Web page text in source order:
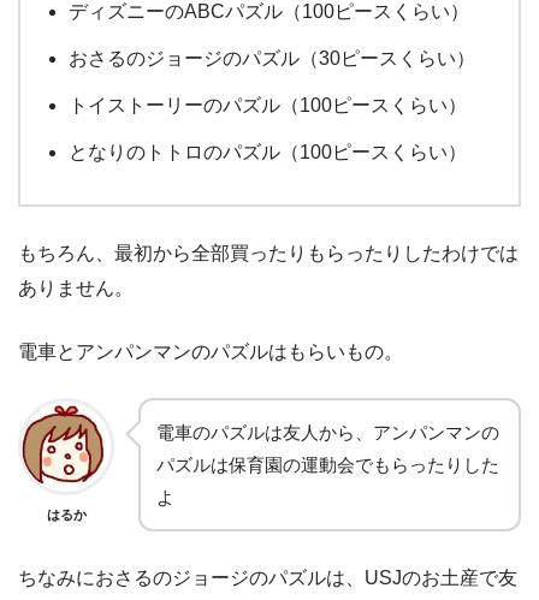
ディズニーのABCパズル（100ピースくらい）
おさるのジョージのパズル（30ピースくらい）
トイストーリーのパズル（100ピースくらい）
となりのトトロのパズル（100ピースくらい）
もちろん、最初から全部買ったりもらったりしたわけでは
ありません。
電車とアンパンマンのパズルはもらいもの。
はるか
電車のパズルは友人から、アンパンマンの
パズルは保育園の運動会でもらったりした
よ
ちなみにおさるのジョージのパズルは、USJのお土産で友